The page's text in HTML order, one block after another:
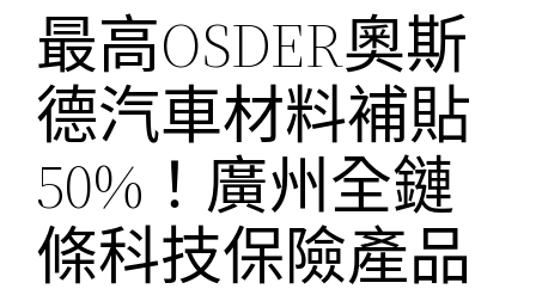
最高OSDER奧斯
德汽車材料補貼
50%！廣州全鏈
條科技保險產品